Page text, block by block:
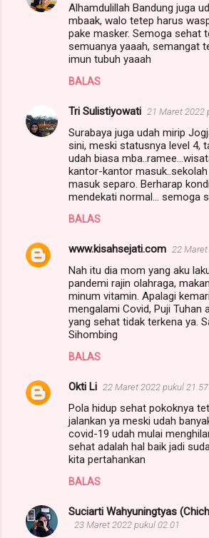
Alhamdulillah Bandung juga
mbaak, walo tetep harus
pake masker. Semoga sehat
semuanya yaaah, semangat
imun tubuh yaaah
BALAS
Tri Sulistiyowati 21 Maret 2022
Surabaya juga udah mirip
sini, meski statusnya level 4,
udah biasa
kantor-kantor
masuk separo. Berharap
mendekati normal... semoga
BALAS
www.kisahsejati.com 22
Nah itu dia mom yang aku
pandemi rajin olahraga,
minum vitamin. Apalagi
mengalami Covid, Puji Tuhan
yang sehat tidak terkena ya.
Sihombing
BALAS
Okti Li 22 Maret 2022 pukul 21.57
Pola hidup sehat pokoknya
jalankan ya meski udah
covid-19 udah mulai
sehat adalah hal baik jadi
kita pertahankan
BALAS
Suciarti Wahyuningtyas
23 Maret 2022 pukul 02.01